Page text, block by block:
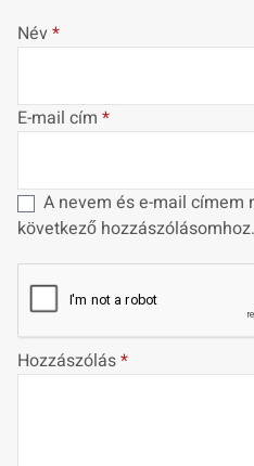
Név*
E-mail cím *
A nevem és e-mail címem
következő hozzászólásomhoz.
Hozzászólás*